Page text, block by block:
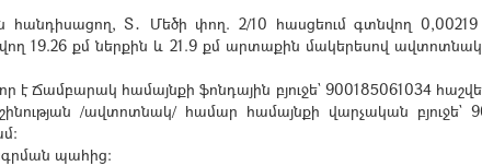
հանդիսացող, Տ․ Մեծի փող. 2/10 հասցեում գտնվող
19.26 քմ ներքին և 21.9 քմ արտաքին մակերեսով
Ճամբարակ համայնքի ֆոնդային բյուջե` 900185061034
/ավտոտնակ/ համար համայնքի վարչական բյուջե`
պահից: